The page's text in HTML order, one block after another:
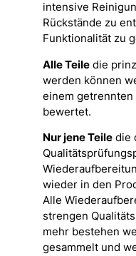
intensive
Rückstände zu
Funktionalität zu
Alle Teiledie
werden können
einem
bewertet.
Nur jene Teiledie
wieder in den
Alle
strengen
mehr bestehen
gesammelt und